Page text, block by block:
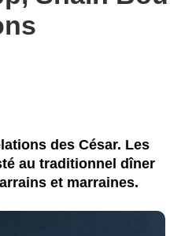
cet article
des César. Les
au traditionnel dîner
et marraines.